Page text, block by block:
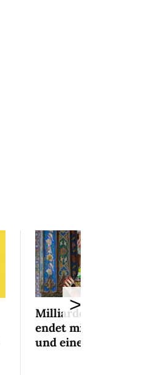
Milliardenaffäre
endet mit Mini-Busse
und einem Bedingten
>